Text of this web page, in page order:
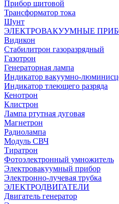
Прибор щитовой
Трансформатор тока
Шунт
ЭЛЕКТРОВАКУУМНЫЕ
Видикон
Стабилитрон газоразрядный
Газотрон
Генераторная лампа
Индикатор вакуумно-
Индикатор тлеющего разряда
Кенотрон
Клистрон
Лампа ртутная дуговая
Магнетрон
Радиолампа
Модуль СВЧ
Тиратрон
Фотоэлектронный умножитель
Электровакуумный прибор
Электронно-лучевая трубка
ЭЛЕКТРОДВИГАТЕЛИ
Двигатель генератор